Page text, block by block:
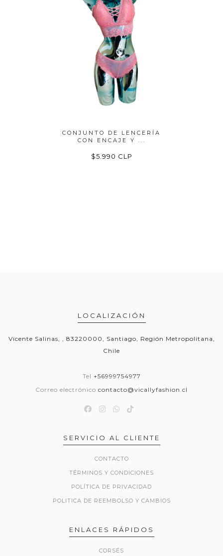
CONJUNTO DE LENCERÍA
CON ENCAJE Y ...
$5.990 CLP
LOCALIZACIÓN
Vicente Salinas, , 83220000, Santiago, Región Metropolitana,
Chile
Tel +56999754977
Correo electrónico contacto@vicallyfashion.cl
SERVICIO AL CLIENTE
CONTACTO
TÉRMINOS Y CONDICIONES
POLÍTICA DE PRIVACIDAD
POLITICA DE REEMBOLSO Y CAMBIOS
ENLACES RÁPIDOS
CORSÉS